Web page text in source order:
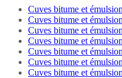
Cuves bitume et
Cuves bitume et
Cuves bitume et
Cuves bitume et
Cuves bitume et
Cuves bitume et
Cuves bitume et